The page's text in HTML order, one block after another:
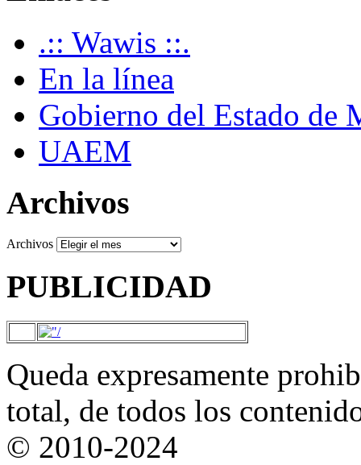
.:: Wawis ::.
En la línea
Gobierno del Estado de
UAEM
Archivos
Archivos
PUBLICIDAD
Queda expresamente
total, de todos los
© 2010-2024